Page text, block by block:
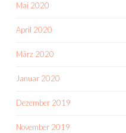
Mai 2020
April 2020
März 2020
Januar 2020
Dezember 2019
November 2019